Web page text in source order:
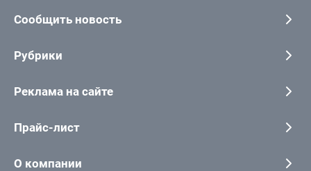
Сообщить новость
Рубрики
Реклама на сайте
Прайс-лист
О компании